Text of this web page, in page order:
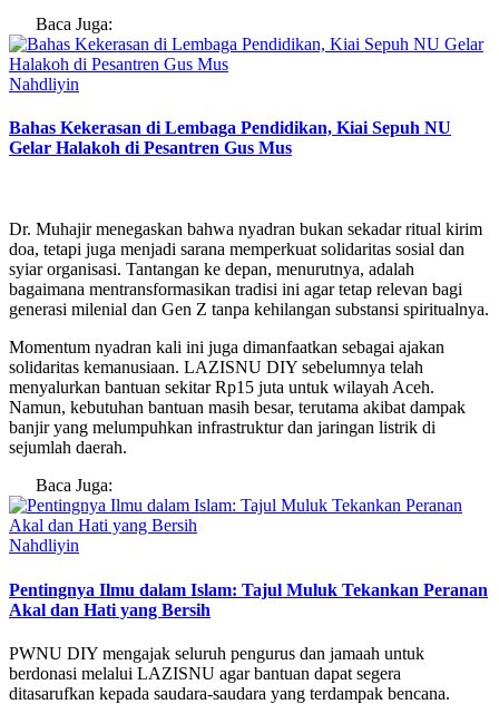
Baca Juga:
Nahdliyin
Bahas Kekerasan di Lembaga Pendidikan, Kiai Sepuh NU
Gelar Halakoh di Pesantren Gus Mus
Dr. Muhajir menegaskan bahwa nyadran bukan sekadar ritual kirim
doa, tetapi juga menjadi sarana memperkuat solidaritas sosial dan
syiar organisasi. Tantangan ke depan, menurutnya, adalah
bagaimana mentransformasikan tradisi ini agar tetap relevan bagi
generasi milenial dan Gen Z tanpa kehilangan substansi spiritualnya.
Momentum nyadran kali ini juga dimanfaatkan sebagai ajakan
solidaritas kemanusiaan. LAZISNU DIY sebelumnya telah
menyalurkan bantuan sekitar Rp15 juta untuk wilayah Aceh.
Namun, kebutuhan bantuan masih besar, terutama akibat dampak
banjir yang melumpuhkan infrastruktur dan jaringan listrik di
sejumlah daerah.
Baca Juga:
Nahdliyin
Pentingnya Ilmu dalam Islam: Tajul Muluk Tekankan Peranan
Akal dan Hati yang Bersih
PWNU DIY mengajak seluruh pengurus dan jamaah untuk
berdonasi melalui LAZISNU agar bantuan dapat segera
ditasarufkan kepada saudara-saudara yang terdampak bencana.